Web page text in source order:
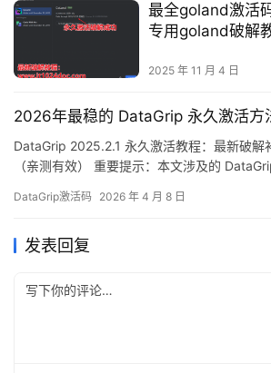
三大平台上深受Python开发…最全goland激活
专用goland破解
2025 年 11 月 4 日
2026年最稳的 DataGrip 永久激活方
DataGrip 2025.2.1 永久激活教程：最新破解
（亲测有效） 重要提示：本文涉及的
途。相关资源版权归原作者所有，如存在侵
得持续稳定的技术支持。 话不多说，先上…
DataGrip激活码 2026 年 4 月 8 日
发表回复